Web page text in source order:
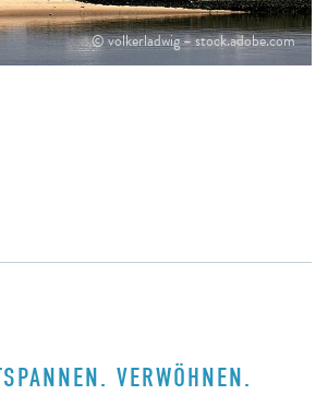
© volkerladwig – stock.adobe.com
VERWÖHNEN.